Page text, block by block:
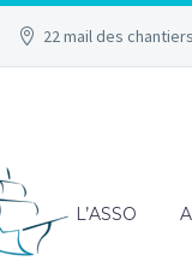
22 mail des
L’ASSO